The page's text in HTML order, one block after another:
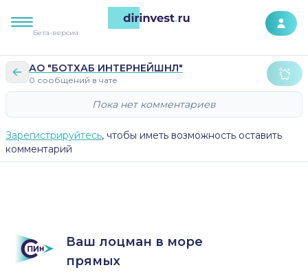
Бета-версия
АО "БОТХАБ ИНТЕРНЕЙШНЛ"
0 сообщений в чате
Пока нет комментариев
Зарегистрируйтесь, чтобы иметь возможность оставить
комментарий
Ваш лоцман в море
прямых